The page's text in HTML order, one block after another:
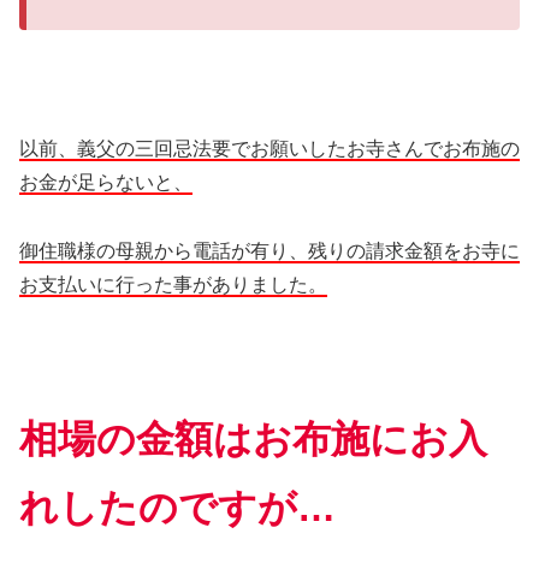
以前、義父の三回忌法要でお願いしたお寺さんでお布施の
お金が足らないと、
御住職様の母親から電話が有り、残りの請求金額をお寺に
お支払いに行った事がありました。
相場の金額はお布施にお入
れしたのですが…